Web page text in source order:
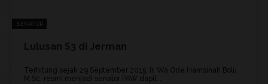
SENATOR
Lulusan S3 di Jerman
Terhitung sejak 29 September 2015, Ir. Wa Ode Hamsinah Bolu
M.Sc. resmi menjadi senator PAW dapil...